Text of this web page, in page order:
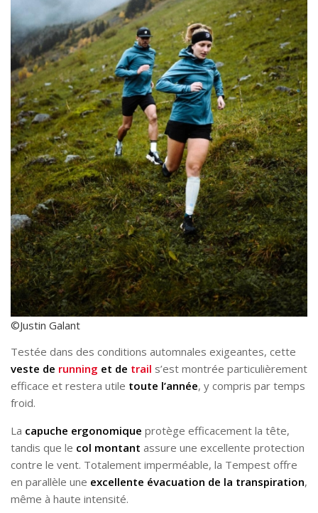
©Justin Galant
Testée dans des conditions automnales exigeantes, cette
veste de running et de trail s’est montrée particulièrement
efficace et restera utile toute l’année, y compris par temps
froid.
La capuche ergonomique protège efficacement la tête,
tandis que le col montant assure une excellente protection
contre le vent. Totalement imperméable, la Tempest offre
en parallèle une excellente évacuation de la transpiration,
même à haute intensité.